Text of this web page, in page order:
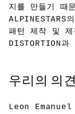
지를 만들기 때
ALPINESTARS
패턴 제작 및 제
DISTORTION
우리의 의견
Leon Emanuel